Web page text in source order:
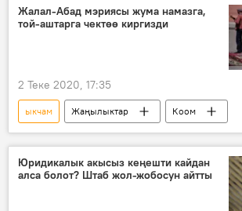
Дүйнөлүк саламаттыкты сактоо уюму
комитет
жыйын
коронавирус
Жалал-Абад мэриясы жума намазга,
той-аштарга чектөө киргизди
2 Теке 2020, 17:35
ыкчам Жаңылыктар
Коом
Кыргызстан
Жалал-Абад
штаб
коронавирус
Юридикалык акысыз кеңешти кайдан
алса болот? Штаб жол-жобосун айтты